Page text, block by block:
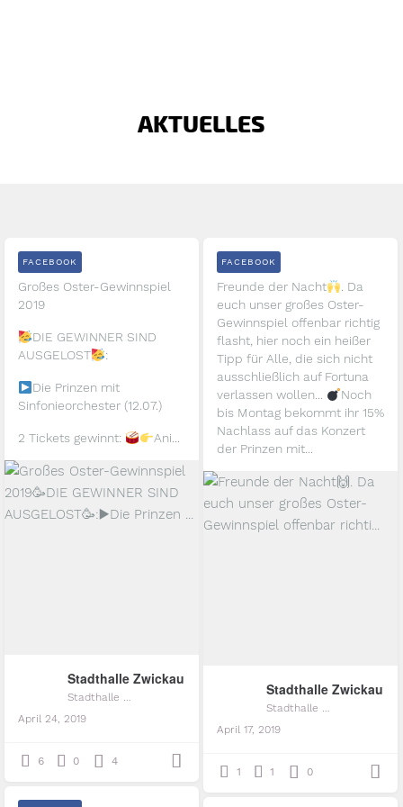
AKTUELLES
Großes Oster-Gewinnspiel
2019
DIE GEWINNER SIND
AUSGELOST
:
Die Prinzen mit
Sinfonieorchester (12.07.)
2 Tickets gewinnt: Ani...
Stadthalle Zwickau
April 24, 2019
FACEBOOK
6 0 4
Freunde der Nacht
. Da
euch unser großes Oster-
Gewinnspiel offenbar richtig
flasht, hier noch ein heißer
Tipp für Alle, die sich nicht
ausschließlich auf Fortuna
verlassen wollen...
Noch
bis Montag bekommt ihr 15%
Nachlass auf das Konzert
der Prinzen mit...
Stadthalle Zwickau
April 17, 2019
FACEBOOK
1 1 0